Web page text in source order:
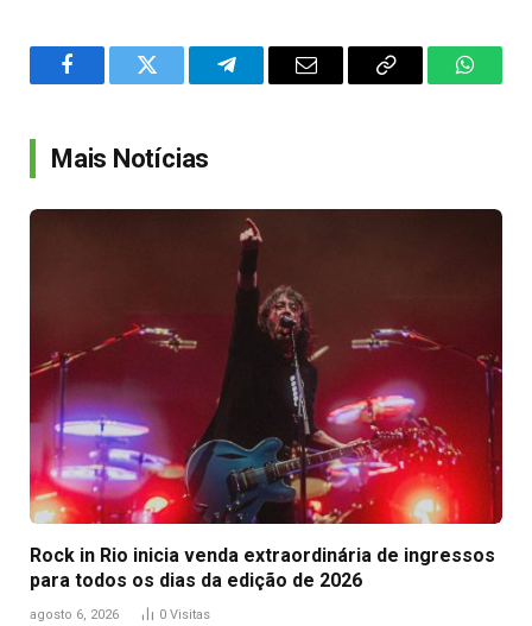
FacebookTwitter TelegramEmail
Copy
Mais Notícias
Rock in Rio inicia venda extraordinária de ingressos
para todos os dias da edição de 2026
agosto 6, 2026 0 Visitas